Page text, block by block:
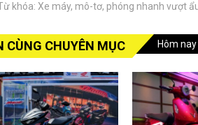
khóa: Xe máy, mô-tơ, phóng nhanh vượt
CÙNG CHUYÊN MỤC Hôm nay